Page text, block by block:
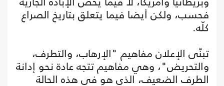
فحسب، ولكن أيضا فيما يتعلق بتاريخ الصراع
كلّه.
تبنّى الإعلان مفاهيم "الإرهاب، والتطرف،
والتحريض"، وهي مفاهيم تتجه عادة نحو إدانة
الطرف الضعيف، الذي هو في هذه الحالة